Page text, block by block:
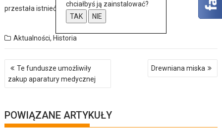
przestała istnieć. Polskie nazwa nie jest znana.
Aktualności, Historia
Nawigacja
wpisu
Te fundusze umożliwiły
zakup aparatury medycznej
Drewniana miska
POWIĄZANE ARTYKUŁY
chciałbyś ją zainstalować?
TAK
NIE